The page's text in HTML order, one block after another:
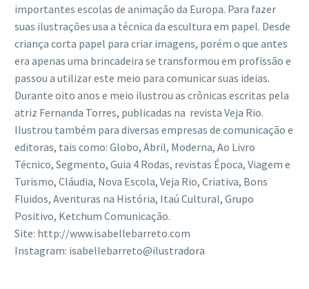
importantes escolas de animação da Europa. Para fazer
suas ilustrações usa a técnica da escultura em papel. Desde
criança corta papel para criar imagens, porém o que antes
era apenas uma brincadeira se transformou em profissão e
passou a utilizar este meio para comunicar suas ideias.
Durante oito anos e meio ilustrou as crônicas escritas pela
atriz Fernanda Torres, publicadas na revista Veja Rio.
Ilustrou também para diversas empresas de comunicação e
editoras, tais como: Globo, Abril, Moderna, Ao Livro
Técnico, Segmento, Guia 4 Rodas, revistas Época, Viagem e
Turismo, Cláudia, Nova Escola, Veja Rio, Criativa, Bons
Fluidos, Aventuras na História, Itaú Cultural, Grupo
Positivo, Ketchum Comunicação.
Site: http://www.isabellebarreto.com
Instagram: isabellebarreto@ilustradora